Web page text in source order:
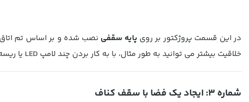
در این قسمت پروژکتور بر روی پایه سقفی نصب شده و بر اساس تم اتاق،
خلاقیت بیشتر می توانید به طور مثال، با به کار بردن چند لامپ LED یا ریسه RGB، در این حالت خلاقیت بیشتری هم اعمال کنید.
شماره 3: ایجاد یک فضا با سقف کناف